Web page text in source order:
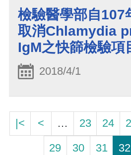
檢驗醫學部自107
取消Chlamydia
IgM之快篩檢驗項
2018/4/1
|< < … 23 24
29
30 31 32